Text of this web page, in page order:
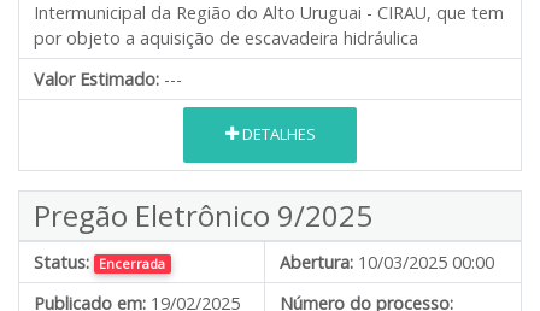
Intermunicipal da Região do Alto Uruguai - CIRAU, que tem
por objeto a aquisição de escavadeira hidráulica
Valor Estimado: ---
DETALHES
Pregão Eletrônico 9/2025
Status: Encerrada Abertura: 10/03/2025 00:00
Publicado em: 19/02/2025
Número do processo: